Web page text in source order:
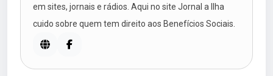
em sites, jornais e rádios. Aqui no site Jornal a Ilha
cuido sobre quem tem direito aos Benefícios Sociais.